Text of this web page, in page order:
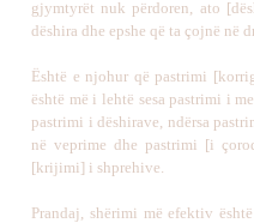
gjymtyrët nuk përdoren, ato
dëshira dhe epshe që ta çojnë
Është e njohur që pastrimi
është më i lehtë sesa pastrimi i
pastrimi i dëshirave, ndërsa
në veprime dhe pastrimi [i
[krijimi] i shprehive.
Prandaj, shërimi më efektiv